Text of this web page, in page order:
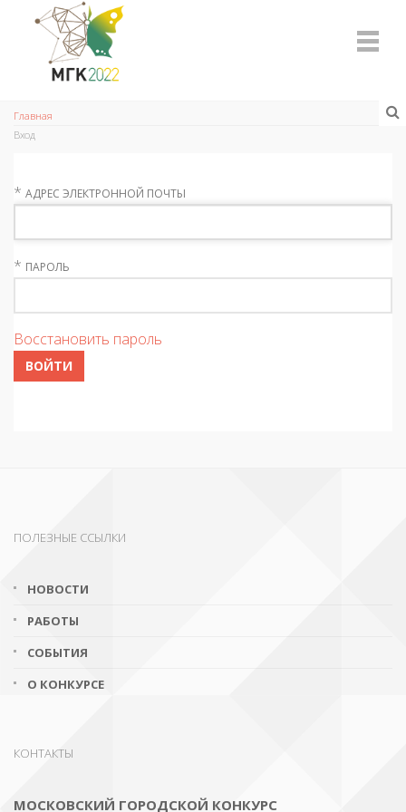
Главная
Вход
* АДРЕС ЭЛЕКТРОННОЙ ПОЧТЫ
* ПАРОЛЬ
Восстановить пароль
ВОЙТИ
ПОЛЕЗНЫЕ ССЫЛКИ
НОВОСТИ
РАБОТЫ
СОБЫТИЯ
О КОНКУРСЕ
КОНТАКТЫ
МОСКОВСКИЙ ГОРОДСКОЙ КОНКУРС